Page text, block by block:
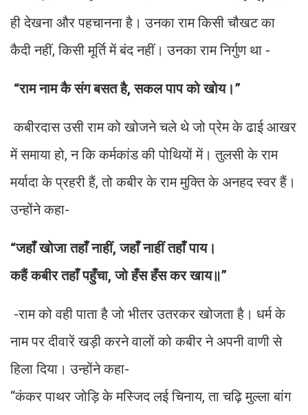
ही देखना और पहचानना है। उनका राम किसी चौखट का
कैदी नहीं, किसी मूर्ति में बंद नहीं। उनका राम निर्गुण था -
“राम नाम कै संग बसत है, सकल पाप को खोय।”
कबीरदास उसी राम को खोजने चले थे जो प्रेम के ढाई आखर
में समाया हो, न कि कर्मकांड की पोथियों में। तुलसी के राम
मर्यादा के प्रहरी हैं, तो कबीर के राम मुक्ति के अनहद स्वर हैं।
उन्होंने कहा-
“जहाँ खोजा तहाँ नाहीं, जहाँ नाहीं तहाँ पाय।
कहैं कबीर तहाँ पहुँचा, जो हँस हँस कर खाय॥”
-राम को वही पाता है जो भीतर उतरकर खोजता है। धर्म के
नाम पर दीवारें खड़ी करने वालों को कबीर ने अपनी वाणी से
हिला दिया। उन्होंने कहा-
“कंकर पाथर जोड़ि के मस्जिद लई चिनाय, ता चढ़ि मुल्ला बांग